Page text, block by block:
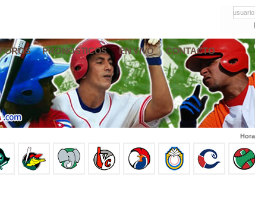
PRONÓSTICOS EN VIVO CONTACTO